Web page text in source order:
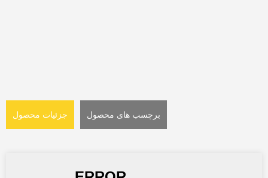
جزئیات محصول برچسب های محصول